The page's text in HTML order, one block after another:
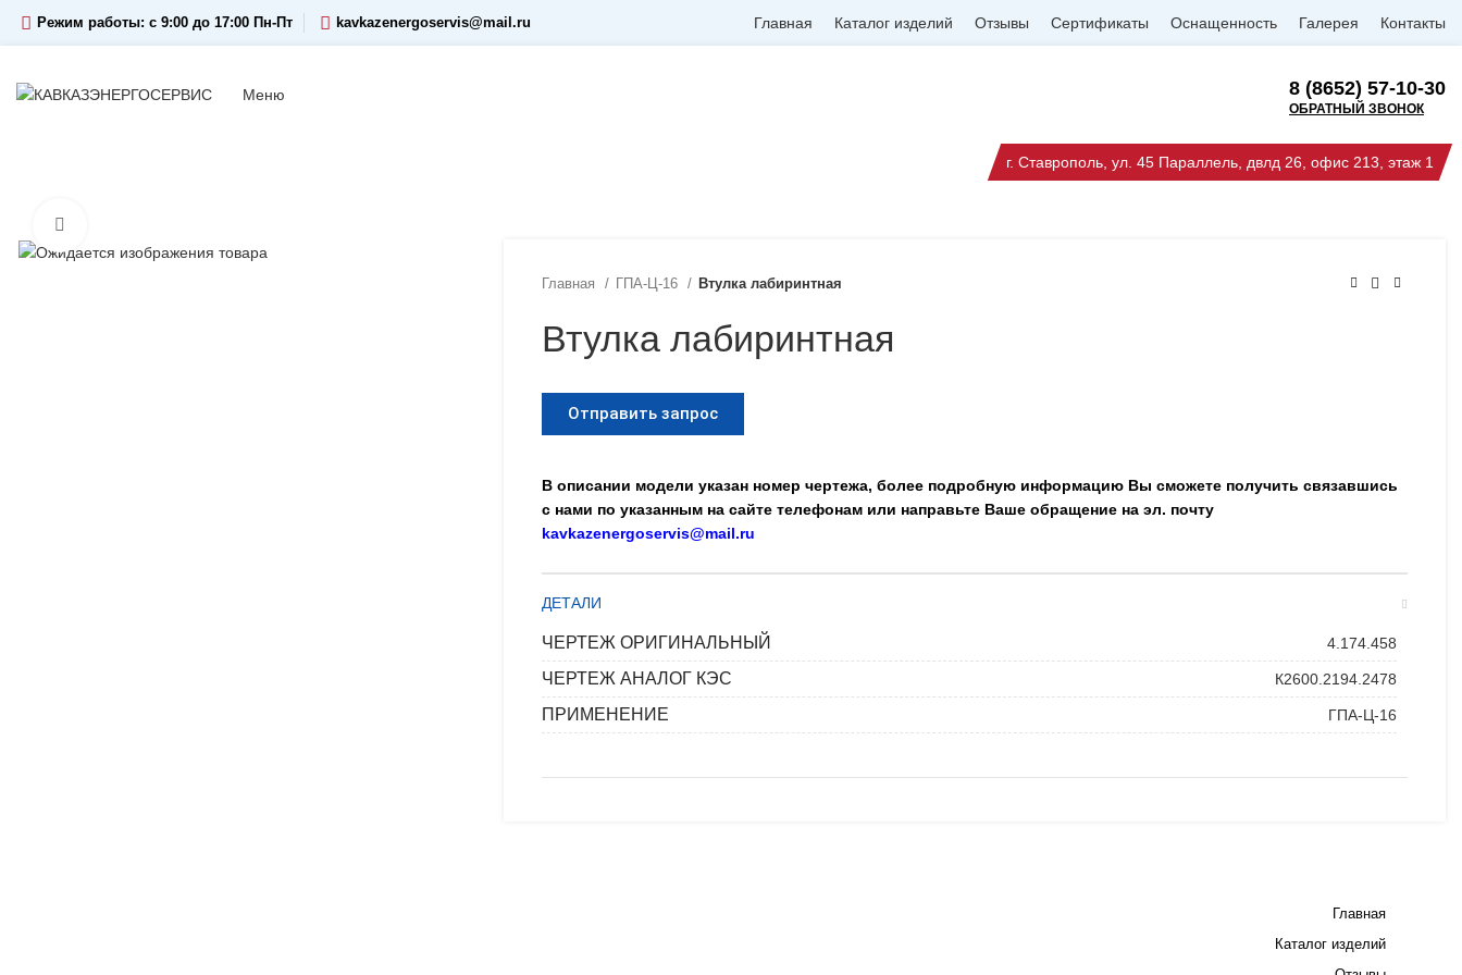
Режим работы: c 9:00 до 17:00 Пн-Пт kavkazenergoservis@mail.ru Главная Каталог изделий Отзывы Сертификаты Оснащенность Галерея Контакты
Меню 8 (8652) 57-10-30
ОБРАТНЫЙ ЗВОНОК
г. Ставрополь, ул. 45 Параллель, двлд 26, офис 213, этаж 1
Главная ГПА-Ц-16 Втулка лабиринтная
Втулка лабиринтная
Отправить запрос
В описании модели указан номер чертежа, более подробную информацию Вы сможете получить связавшись
с нами по указанным на сайте телефонам или направьте Ваше обращение на эл. почту
kavkazenergoservis@mail.ru
ДЕТАЛИ
ЧЕРТЕЖ ОРИГИНАЛЬНЫЙ 4.174.458
ЧЕРТЕЖ АНАЛОГ КЭС К2600.2194.2478
ПРИМЕНЕНИЕ ГПА-Ц-16
Главная
Каталог изделий